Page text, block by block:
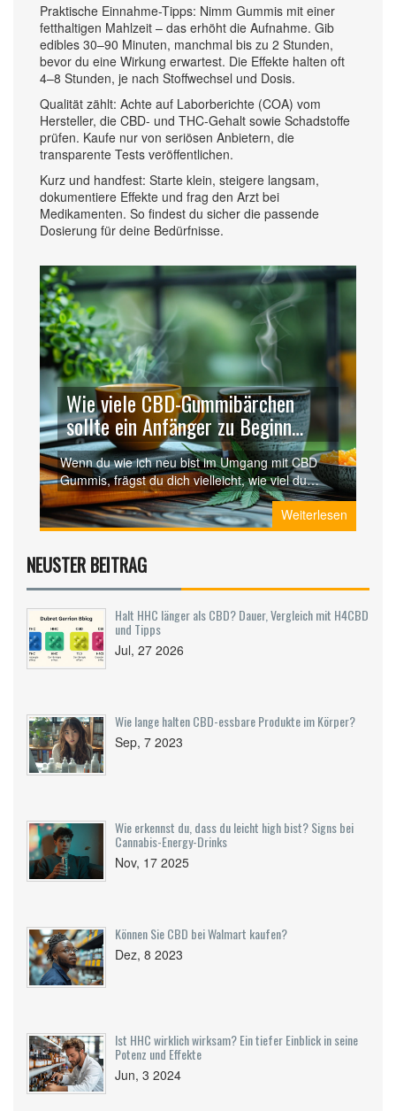
Praktische Einnahme-Tipps: Nimm Gummis mit einer
fetthaltigen Mahlzeit – das erhöht die Aufnahme. Gib
edibles 30–90 Minuten, manchmal bis zu 2 Stunden,
bevor du eine Wirkung erwartest. Die Effekte halten oft
4–8 Stunden, je nach Stoffwechsel und Dosis.
Qualität zählt: Achte auf Laborberichte (COA) vom
Hersteller, die CBD- und THC-Gehalt sowie Schadstoffe
prüfen. Kaufe nur von seriösen Anbietern, die
transparente Tests veröffentlichen.
Kurz und handfest: Starte klein, steigere langsam,
dokumentiere Effekte und frag den Arzt bei
Medikamenten. So findest du sicher die passende
Dosierung für deine Bedürfnisse.
Wie viele CBD-Gummibärchen
sollte ein Anfänger zu Beginn
einnehmen?
Wenn du wie ich neu bist im Umgang mit CBD
Gummis, frägst du dich vielleicht, wie viel du
davon nehmen sollst? Gut, du bist nicht allein.
Ich war auch verwirrt über die richtige Dosierung
und habe beschlossen, gründliche Forschungen
zu geben. Lass uns diesen Weg zusammen
gehen und lernen, wie viel CBD Gummis ein
Anfänger zu Beginn nehmen sollte - es ist
weniger kompliziert als du denkst!
Weiterlesen
NEUSTER BEITRAG
Halt HHC länger als CBD? Dauer, Vergleich mit H4CBD
und Tipps
Jul, 27 2026
Wie lange halten CBD-essbare Produkte im Körper?
Sep, 7 2023
Wie erkennst du, dass du leicht high bist? Signs bei
Cannabis-Energy-Drinks
Nov, 17 2025
Können Sie CBD bei Walmart kaufen?
Dez, 8 2023
Ist HHC wirklich wirksam? Ein tiefer Einblick in seine
Potenz und Effekte
Jun, 3 2024